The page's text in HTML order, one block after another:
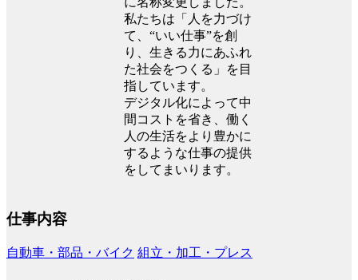
私たちは「人を力づけ
て、“いい仕事”を創
り、生きる力にあふれ
た社会をつくる」を目
指しています。
デジタル化によって中
間コストを省き、働く
人の生活をより豊かに
するような仕事の提供
をしてまいります。
仕事内容
自動車・部品・バイク 組立・加工・プレス